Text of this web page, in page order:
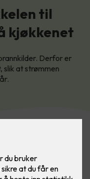
til
kjøkkenet
Derfor er
at strømmen